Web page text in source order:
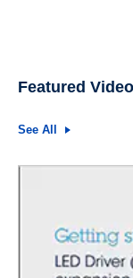
Featured
See All